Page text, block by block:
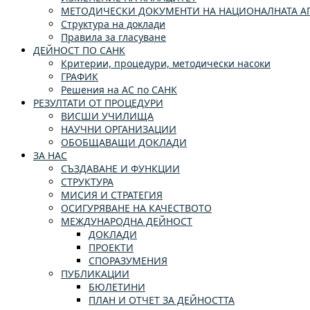
МЕТОДИЧЕСКИ ДОКУМЕНТИ НА НАЦИОНАЛНАТА
Структура на доклади
Правила за гласуване
ДЕЙНОСТ ПО САНК
Критерии, процедури, методически насоки
ГРАФИК
Решения на АС по САНК
РЕЗУЛТАТИ ОТ ПРОЦЕДУРИ
ВИСШИ УЧИЛИЩА
НАУЧНИ ОРГАНИЗАЦИИ
ОБОБЩАВАЩИ ДОКЛАДИ
ЗА НАС
СЪЗДАВАНЕ И ФУНКЦИИ
СТРУКТУРА
МИСИЯ И СТРАТЕГИЯ
ОСИГУРЯВАНЕ НА КАЧЕСТВОТО
МЕЖДУНАРОДНА ДЕЙНОСТ
ДОКЛАДИ
ПРОЕКТИ
СПОРАЗУМЕНИЯ
ПУБЛИКАЦИИ
БЮЛЕТИНИ
ПЛАН И ОТЧЕТ ЗА ДЕЙНОСТТА